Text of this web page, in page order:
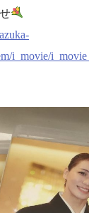
i_movie/